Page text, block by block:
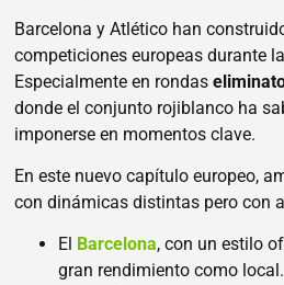
Barcelona y Atlético han
competiciones europeas durante
Especialmente en rondas
donde el conjunto rojiblanco ha
imponerse en momentos clave.
En este nuevo capítulo europeo,
con dinámicas distintas pero con
El Barcelona, con un estilo
gran rendimiento como local.